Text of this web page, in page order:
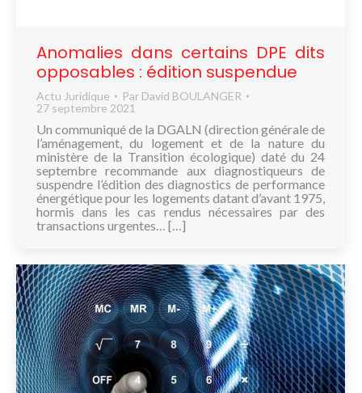
Anomalies dans certains DPE dits
opposables : édition suspendue
Actu Juridique Par David BOULANGER
27 septembre 2021
Un communiqué de la DGALN (direction générale de
l’aménagement, du logement et de la nature du
ministère de la Transition écologique) daté du 24
septembre recommande aux diagnostiqueurs de
suspendre l’édition des diagnostics de performance
énergétique pour les logements datant d’avant 1975,
hormis dans les cas rendus nécessaires par des
transactions urgentes… […]